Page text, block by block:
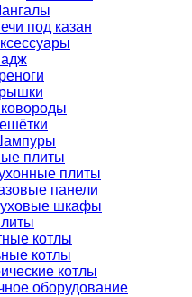
под казан
плиты
плиты
панели
шкафы
котлы
котлы
котлы
оборудование